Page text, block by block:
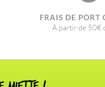
FRAIS DE PORT
À partir de 50€